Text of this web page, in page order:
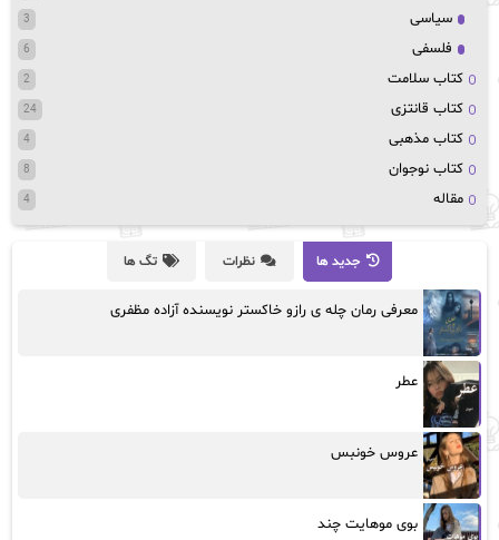
سیاسی 3
فلسفی 6
کتاب سلامت 2
کتاب قانتزی 24
کتاب مذهبی 4
کتاب نوجوان 8
مقاله 4
جدید ها نظرات تگ ها
معرفی رمان چله ی رازو خاکستر نویسنده آزاده مظفری
عطر
عروس خونبس
بوی موهایت چند